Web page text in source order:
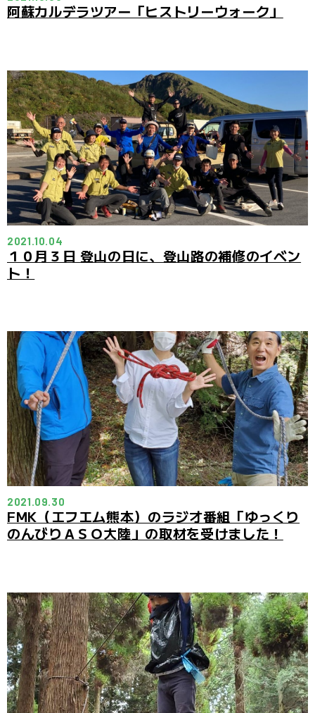
阿蘇カルデラツアー「ヒストリーウォーク」
2021.10.04
１０月３日 登山の日に、登山路の補修のイベン
ト！
2021.09.30
FMK（エフエム熊本）のラジオ番組「ゆっくり
のんびりＡＳＯ大陸」の取材を受けました！